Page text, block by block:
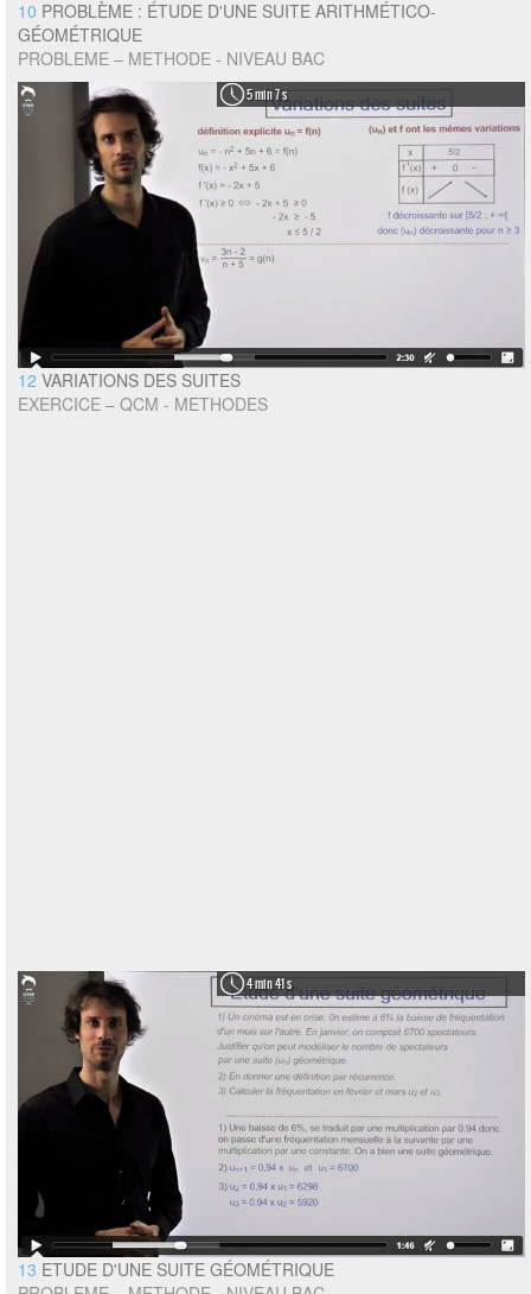
10 PROBLÈME : ÉTUDE D'UNE SUITE ARITHMÉTICO-
GÉOMÉTRIQUE
PROBLEME – METHODE - NIVEAU BAC
5 min 7 s
12 VARIATIONS DES SUITES
EXERCICE – QCM - METHODES
4 min 41 s
13 ETUDE D'UNE SUITE GÉOMÉTRIQUE